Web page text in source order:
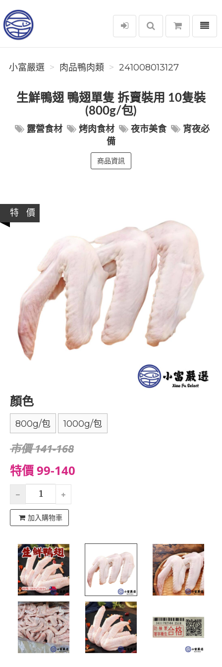
小富嚴選
選單
小富嚴選 肉品鴨肉類 241008013127
生鮮鴨翅 鴨翅單隻 拆賣裝用 10隻裝
(800g/包)
露營食材 烤肉食材 夜市美食
宵夜必
備
商品資訊
特 價
顏色
800g/包 1000g/包
市價 141-168
特價 99-140
加入購物車